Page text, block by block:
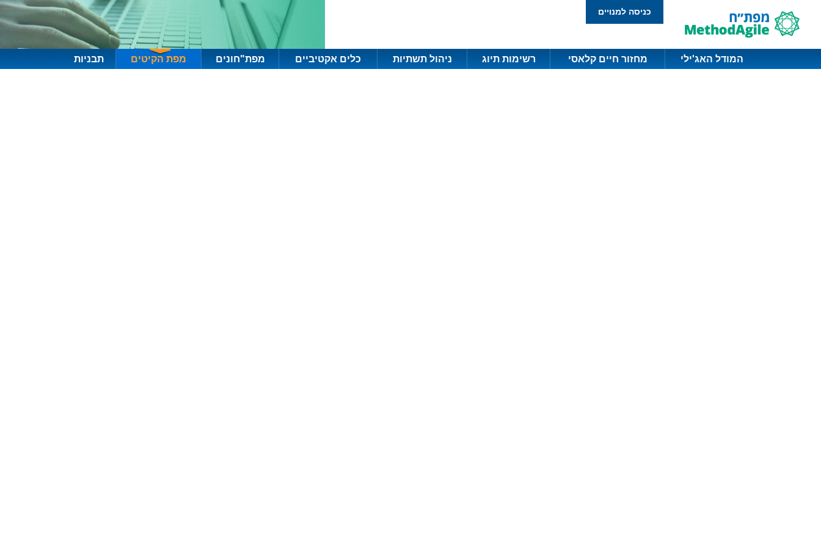
כניסה למנויים
המודל האג'ילי מחזור חיים קלאסי רשימות תיוג ניהול תשתיות כלים אקטיביים מפת"חונים מפת הקיטים תבניות